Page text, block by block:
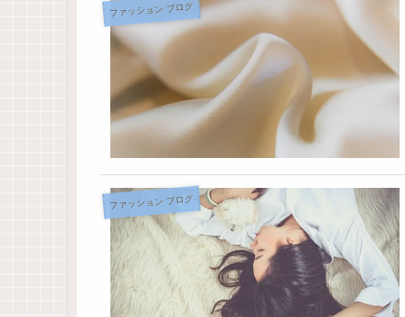
ファッション ブログ
ファッション ブログ